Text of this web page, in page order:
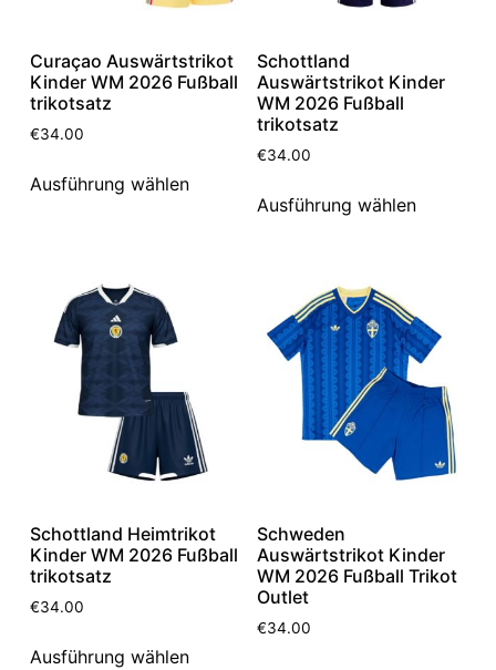
Curaçao Auswärtstrikot
Kinder WM 2026 Fußball
trikotsatz
€34.00
Ausführung wählen
Schottland
Auswärtstrikot Kinder
WM 2026 Fußball
trikotsatz
€34.00
Ausführung wählen
Schottland Heimtrikot
Kinder WM 2026 Fußball
trikotsatz
€34.00
Ausführung wählen
Schweden
Auswärtstrikot Kinder
WM 2026 Fußball Trikot
Outlet
€34.00